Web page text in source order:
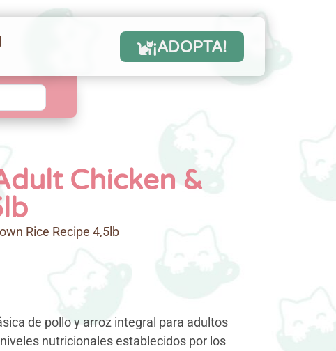
¡ADOPTA!
Chicken &
Rice Recipe 4,5lb
de pollo y arroz integral para adultos
nutricionales establecidos por los